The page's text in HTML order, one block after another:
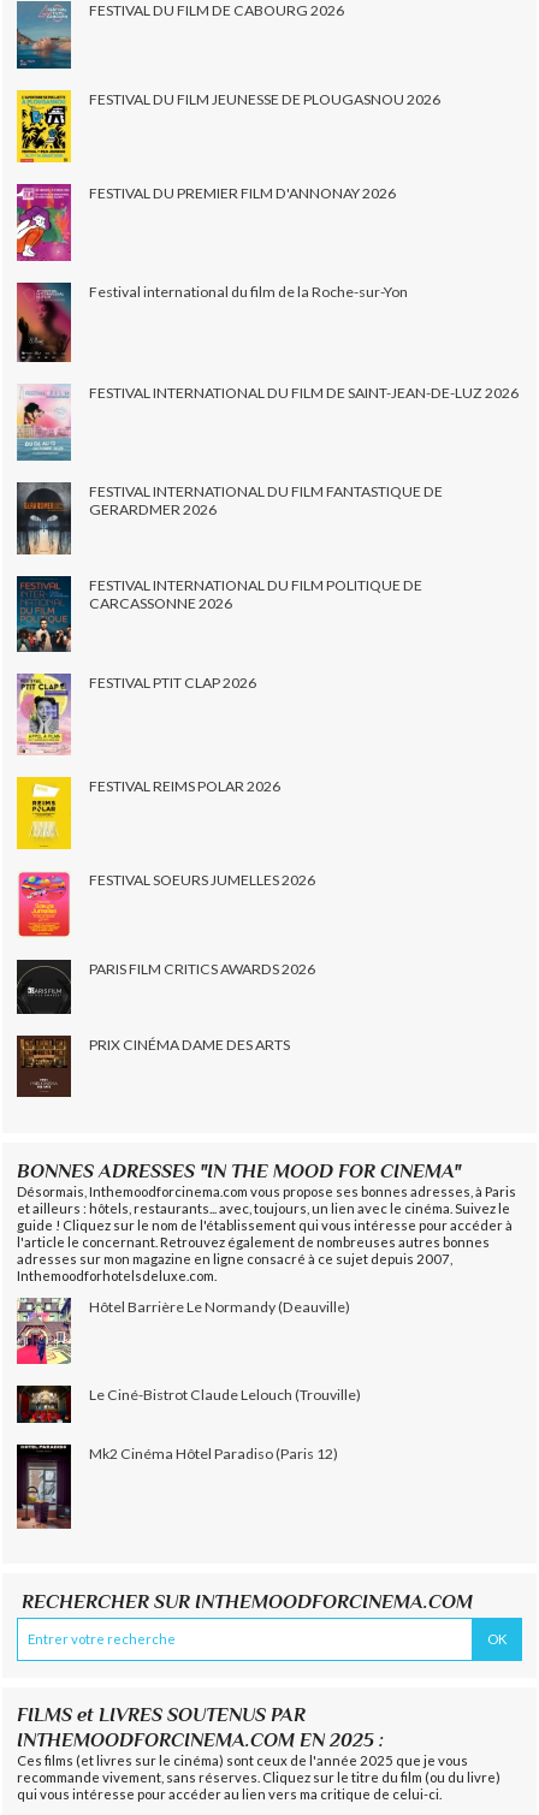
FESTIVAL DU FILM DE CABOURG 2026
FESTIVAL DU FILM JEUNESSE DE PLOUGASNOU 2026
FESTIVAL DU PREMIER FILM D'ANNONAY 2026
Festival international du film de la Roche-sur-Yon
FESTIVAL INTERNATIONAL DU FILM DE SAINT-JEAN-DE-LUZ 2026
FESTIVAL INTERNATIONAL DU FILM FANTASTIQUE DE
GERARDMER 2026
FESTIVAL INTERNATIONAL DU FILM POLITIQUE DE
CARCASSONNE 2026
FESTIVAL PTIT CLAP 2026
FESTIVAL REIMS POLAR 2026
FESTIVAL SOEURS JUMELLES 2026
PARIS FILM CRITICS AWARDS 2026
PRIX CINÉMA DAME DES ARTS
BONNES ADRESSES "IN THE MOOD FOR CINEMA"
Désormais, Inthemoodforcinema.com vous propose ses bonnes adresses, à Paris
et ailleurs : hôtels, restaurants... avec, toujours, un lien avec le cinéma. Suivez le
guide ! Cliquez sur le nom de l'établissement qui vous intéresse pour accéder à
l'article le concernant. Retrouvez également de nombreuses autres bonnes
adresses sur mon magazine en ligne consacré à ce sujet depuis 2007,
Inthemoodforhotelsdeluxe.com.
Hôtel Barrière Le Normandy (Deauville)
Le Ciné-Bistrot Claude Lelouch (Trouville)
Mk2 Cinéma Hôtel Paradiso (Paris 12)
RECHERCHER SUR INTHEMOODFORCINEMA.COM
FILMS et LIVRES SOUTENUS PAR
INTHEMOODFORCINEMA.COM EN 2025 :
Ces films (et livres sur le cinéma) sont ceux de l'année 2025 que je vous
recommande vivement, sans réserves. Cliquez sur le titre du film (ou du livre)
qui vous intéresse pour accéder au lien vers ma critique de celui-ci.